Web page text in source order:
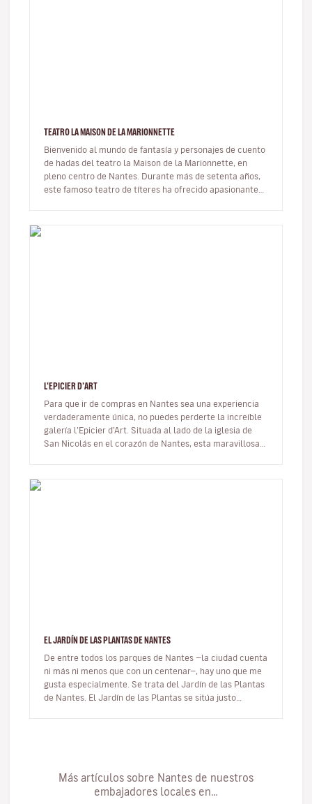
TEATRO LA MAISON DE LA MARIONNETTE
Bienvenido al mundo de fantasía y personajes de cuento
de hadas del teatro la Maison de la Marionnette, en
pleno centro de Nantes. Durante más de setenta años,
este famoso teatro de títeres ha ofrecido apasionantes
L'EPICIER D'ART
Para que ir de compras en Nantes sea una experiencia
verdaderamente única, no puedes perderte la increíble
galería l’Epicier d’Art. Situada al lado de la iglesia de
San Nicolás en el corazón de Nantes, esta maravillosa
EL JARDÍN DE LAS PLANTAS DE NANTES
De entre todos los parques de Nantes —la ciudad cuenta
ni más ni menos que con un centenar—, hay uno que me
gusta especialmente. Se trata del Jardín de las Plantas
de Nantes. El Jardín de las Plantas se sitúa justo
Más artículos sobre Nantes de nuestros
embajadores locales en…